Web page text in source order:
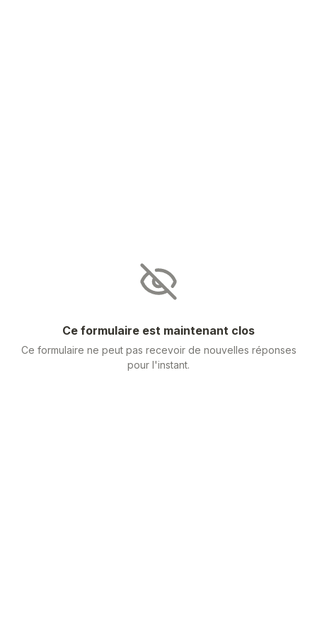
Ce formulaire est maintenant clos
Ce formulaire ne peut pas recevoir de nouvelles réponses
pour l'instant.